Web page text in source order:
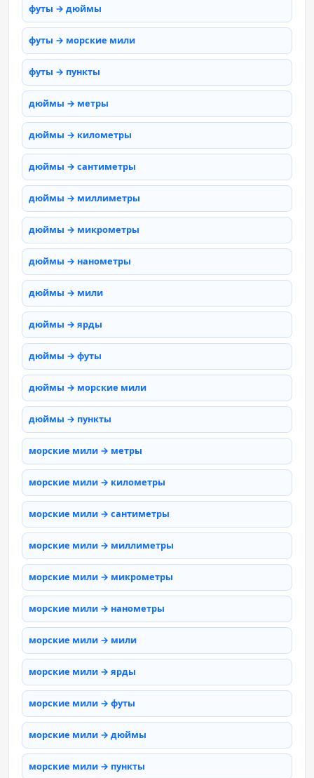
футы → дюймы
футы → морские мили
футы → пункты
дюймы → метры
дюймы → километры
дюймы → сантиметры
дюймы → миллиметры
дюймы → микрометры
дюймы → нанометры
дюймы → мили
дюймы → ярды
дюймы → футы
дюймы → морские мили
дюймы → пункты
морские мили → метры
морские мили → километры
морские мили → сантиметры
морские мили → миллиметры
морские мили → микрометры
морские мили → нанометры
морские мили → мили
морские мили → ярды
морские мили → футы
морские мили → дюймы
морские мили → пункты